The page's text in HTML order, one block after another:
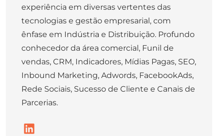
experiência em diversas vertentes das
tecnologias e gestão empresarial, com
ênfase em Indústria e Distribuição. Profundo
conhecedor da área comercial, Funil de
vendas, CRM, Indicadores, Mídias Pagas, SEO,
Inbound Marketing, Adwords, FacebookAds,
Rede Sociais, Sucesso de Cliente e Canais de
Parcerias.